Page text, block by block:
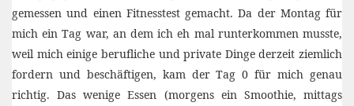
gemessen und einen Fitnesstest gemacht. Da der Montag für
mich ein Tag war, an dem ich eh mal runterkommen musste,
weil mich einige berufliche und private Dinge derzeit ziemlich
fordern und beschäftigen, kam der Tag 0 für mich genau
richtig. Das wenige Essen (morgens ein Smoothie, mittags